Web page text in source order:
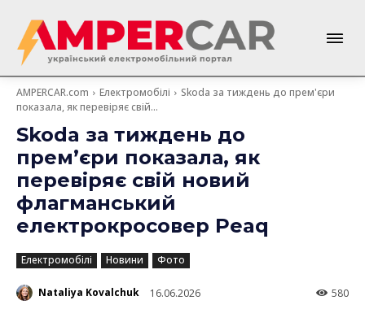
AMPERCAR.com Електромобілі
Skoda за тиждень до прем'єри
показала, як перевіряє свій...
Skoda за тиждень до
прем’єри показала, як
перевіряє свій новий
флагманський
електрокросовер Peaq
Електромобілі Новини Фото
Nataliya Kovalchuk 16.06.2026 580